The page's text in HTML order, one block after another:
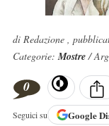
di Redazione ,
Categorie:Mostre/
0
Seguici su Google